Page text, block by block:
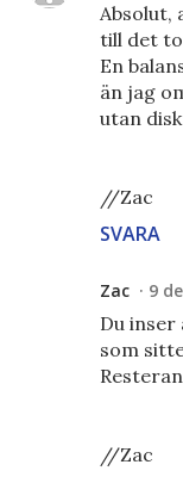
Absolut,
till det
En
än jag
utan
//Zac
SVARA
Zac 9
Du
som
//Zac